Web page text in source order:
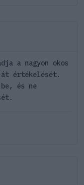
a nagyon okos
értékelését.
be, és ne